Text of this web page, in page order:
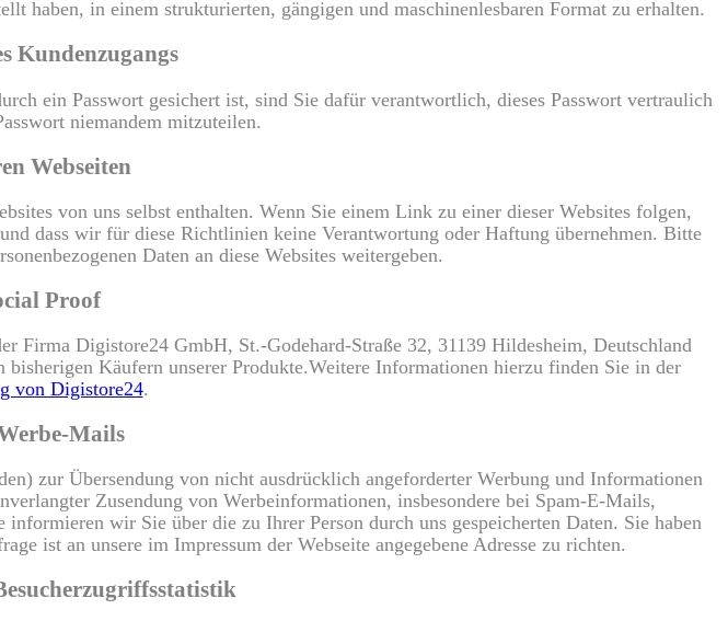
haben, in einem strukturierten, gängigen und maschinenlesbaren Format zu erhalten.
Kundenzugangs
ein Passwort gesichert ist, sind Sie dafür verantwortlich, dieses Passwort vertraulich
niemandem mitzuteilen.
Webseiten
von uns selbst enthalten. Wenn Sie einem Link zu einer dieser Websites folgen,
dass wir für diese Richtlinien keine Verantwortung oder Haftung übernehmen. Bitte
Daten an diese Websites weitergeben.
Proof
Firma Digistore24 GmbH, St.-Godehard-Straße 32, 31139 Hildesheim, Deutschland
Käufern unserer Produkte.Weitere Informationen hierzu finden Sie in der
von Digistore24.
Mails
zur Übersendung von nicht ausdrücklich angeforderter Werbung und Informationen
Zusendung von Werbeinformationen, insbesondere bei Spam-E-Mails,
wir Sie über die zu Ihrer Person durch uns gespeicherten Daten. Sie haben
ist an unsere im Impressum der Webseite angegebene Adresse zu richten.